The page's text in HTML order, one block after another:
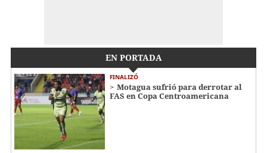
EN PORTADA
FINALIZÓ
Motagua sufrió para derrotar al
FAS en Copa Centroamericana